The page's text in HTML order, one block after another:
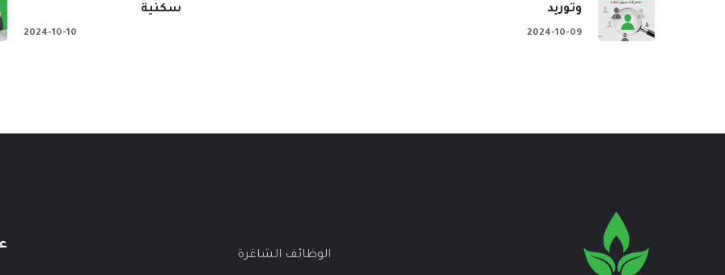
وتوريد
2024-10-09
سكنية
2024-10-10
الوظائف الشاغرة